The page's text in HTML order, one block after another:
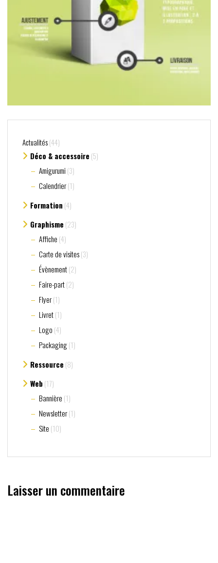
Actualités(44)
Déco & accessoire (5)
Amigurumi (3)
Calendrier(1)
Formation (4)
Graphisme (23)
Affiche (4)
Carte de visites(3)
Évènement(2)
Faire-part(2)
Flyer(1)
Livret(1)
Logo (4)
Packaging(1)
Ressource (8)
Web (17)
Bannière (1)
Newsletter(1)
Site (10)
Laisser un commentaire